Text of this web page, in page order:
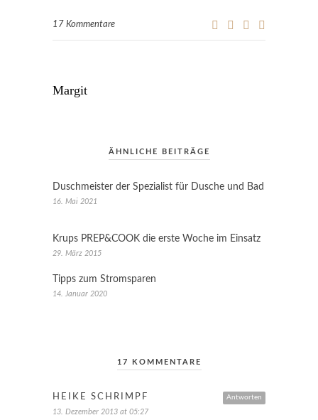
17 Kommentare
Margit
ÄHNLICHE BEITRÄGE
Duschmeister der Spezialist für Dusche und Bad
16. Mai 2021
Krups PREP&COOK die erste Woche im Einsatz
29. März 2015
Tipps zum Stromsparen
14. Januar 2020
17 KOMMENTARE
Antworten
HEIKE SCHRIMPF
13. Dezember 2013 at 05:27